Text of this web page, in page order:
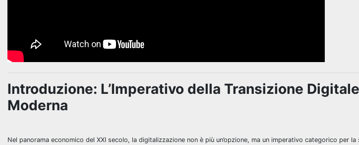
Introduzione: L’Imperativo della Transizione
Moderna
Nel panorama economico del XXI secolo, la digitalizzazione non è più un’opzione, ma un imperativo categorico per